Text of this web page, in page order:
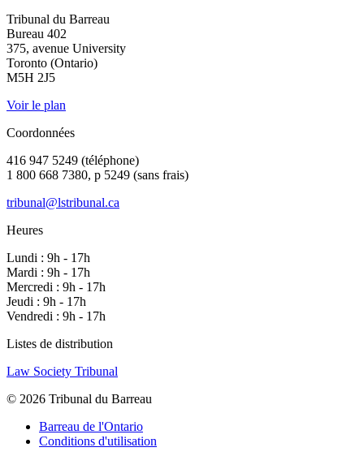
Tribunal du Barreau
Bureau 402
375, avenue University
Toronto (Ontario)
M5H 2J5
Voir le plan
Coordonnées
416 947 5249 (téléphone)
1 800 668 7380, p 5249 (sans frais)
tribunal@lstribunal.ca
Heures
Lundi : 9h - 17h
Mardi : 9h - 17h
Mercredi : 9h - 17h
Jeudi : 9h - 17h
Vendredi : 9h - 17h
Listes de distribution
Law Society Tribunal
© 2026 Tribunal du Barreau
Barreau de l'Ontario
Conditions d'utilisation